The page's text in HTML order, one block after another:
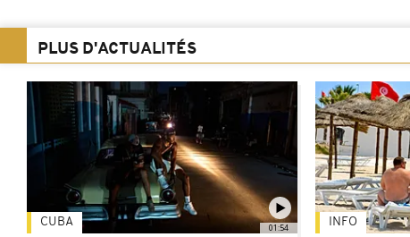
PLUS D'ACTUALITÉS
01:54
CUBA INFO